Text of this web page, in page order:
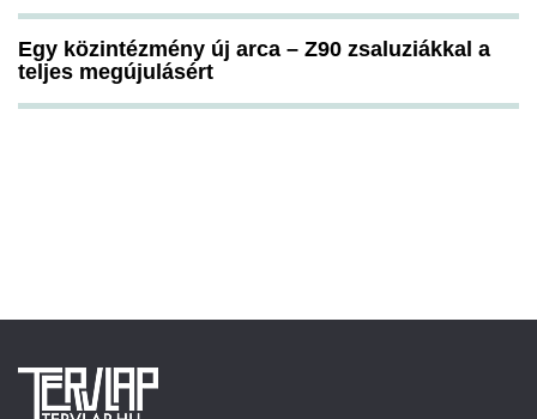
Egy közintézmény új arca – Z90 zsaluziákkal a
teljes megújulásért